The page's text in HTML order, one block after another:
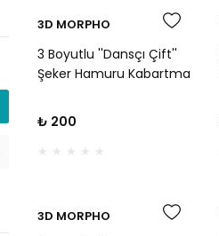
3D MORPHO
3 Boyutlu ''Dansçı Çift''
Şeker Hamuru Kabartma
Nişan ve Romantik
Kurabiyeler İçin
₺ 200
3D MORPHO